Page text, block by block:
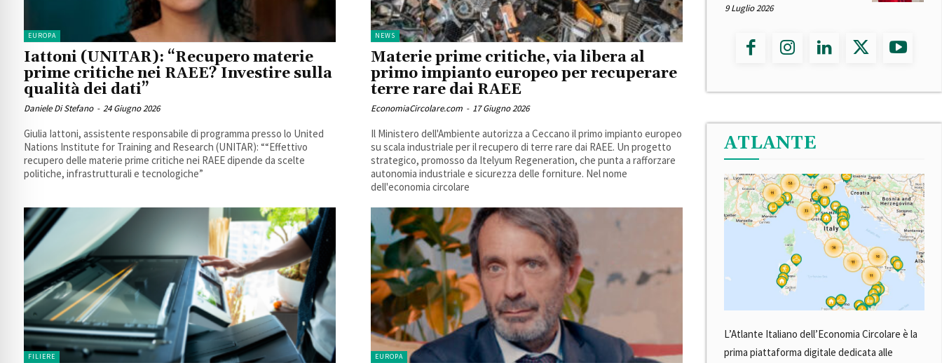
EUROPA
Iattoni (UNITAR): “Recupero materie
prime critiche nei RAEE? Investire sulla
qualità dei dati”
Daniele Di Stefano - 24 Giugno 2026
Giulia Iattoni, assistente responsabile di programma presso lo United
Nations Institute for Training and Research (UNITAR): ““Effettivo
recupero delle materie prime critiche nei RAEE dipende da scelte
politiche, infrastrutturali e tecnologiche”
NEWS
Materie prime critiche, via libera al
primo impianto europeo per recuperare
terre rare dai RAEE
EconomiaCircolare.com - 17 Giugno 2026
Il Ministero dell'Ambiente autorizza a Ceccano il primo impianto europeo
su scala industriale per il recupero di terre rare dai RAEE. Un progetto
strategico, promosso da Itelyum Regeneration, che punta a rafforzare
autonomia industriale e sicurezza delle forniture. Nel nome
dell'economia circolare
FILIERE EUROPA
9 Luglio 2026
ATLANTE
L’Atlante Italiano dell’Economia Circolare è la
prima piattaforma digitale dedicata alle